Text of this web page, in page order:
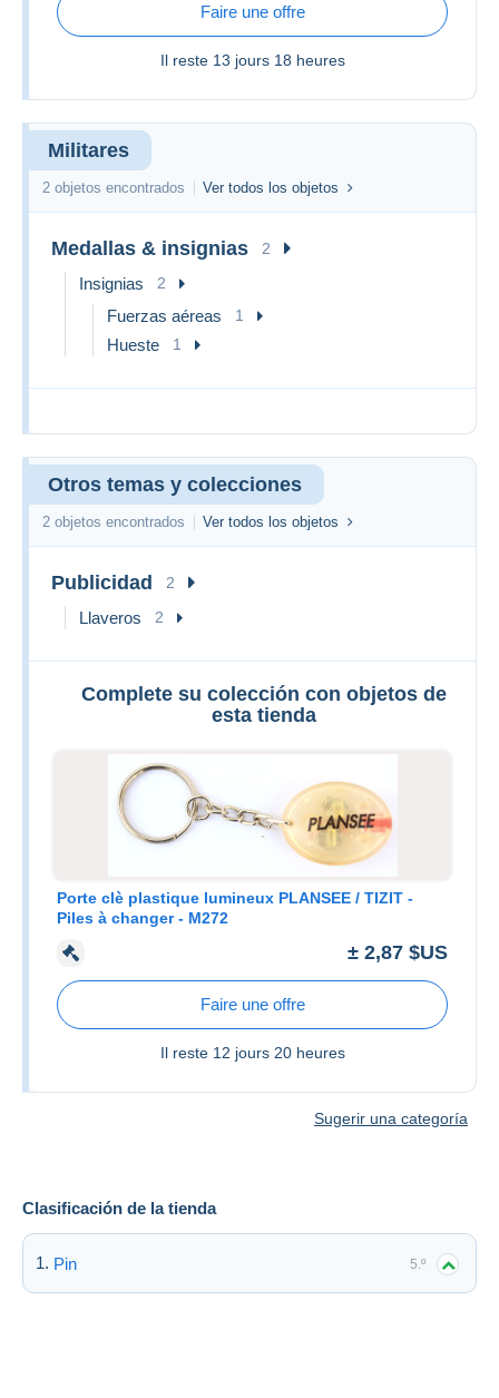
Clasificación de la tienda
Pin 5.º
Faire une offre
Il reste 13 jours 18 heures
Militares
2 objetos encontrados Ver todos los objetos
Medallas & insignias 2
Insignias 2
Fuerzas aéreas 1
Hueste 1
Otros temas y colecciones
2 objetos encontrados Ver todos los objetos
Publicidad 2
Llaveros 2
Complete su colección con objetos de
esta tienda
Porte clè plastique lumineux PLANSEE / TIZIT -
Piles à changer - M272
± 2,87 $US
Faire une offre
Il reste 12 jours 20 heures
Sugerir una categoría